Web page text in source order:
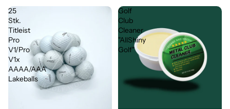
25
Stk.
Titleist
Pro
V1/Pro
V1x
AAAA/AAA
Lakeballs
Golf
Club
Cleaner
"AllShiny
Golf"